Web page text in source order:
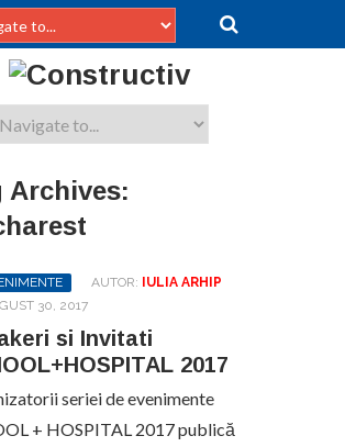
Archives:
AUTOR:
IULIA ARHIP
30, 2017
si Invitati
2017
seriei de evenimente
+ HOSPITAL 2017 publică